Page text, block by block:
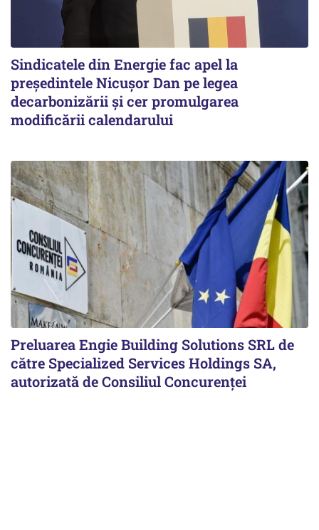
Sindicatele din Energie fac apel la
preşedintele Nicuşor Dan pe legea
decarbonizării şi cer promulgarea
modificării calendarului
Preluarea Engie Building Solutions SRL de
către Specialized Services Holdings SA,
autorizată de Consiliul Concurenţei